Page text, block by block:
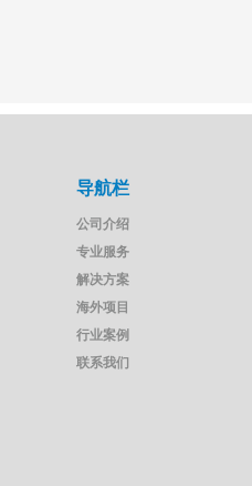
导航栏
公司介绍
专业服务
解决方案
海外项目
行业案例
联系我们